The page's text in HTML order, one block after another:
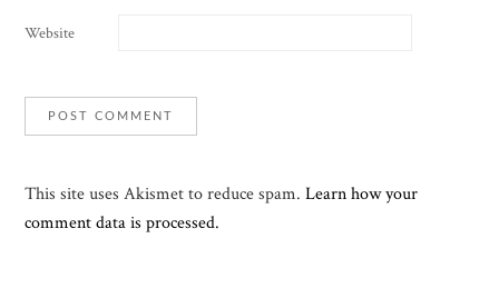
Website
This site uses Akismet to reduce spam.Learn how your
comment data is processed.